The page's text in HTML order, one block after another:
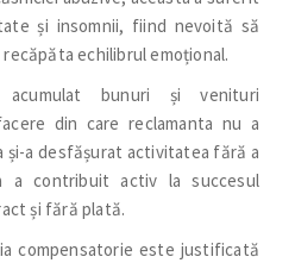
și insomnii, fiind nevoită să
echilibrul emoțional.
bunuri și venituri
din care reclamanta nu a
și-a desfășurat activitatea fără a
a contribuit activ la succesul
și fără plată.
compensatorie este justificată